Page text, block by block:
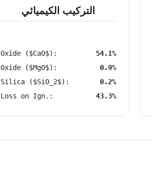
التركيب الكيميائي
Oxide ($CaO$):
54.1%
Oxide ($MgO$):
0.9%
Silica ($SiO_2$):
0.2%
Loss on Ign.:
43.3%